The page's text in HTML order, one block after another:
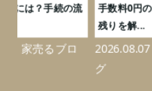
手数料0円の理由と本当の手
2026.08.07
家売るブロ